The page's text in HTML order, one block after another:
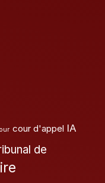
cour d'appel IA
de